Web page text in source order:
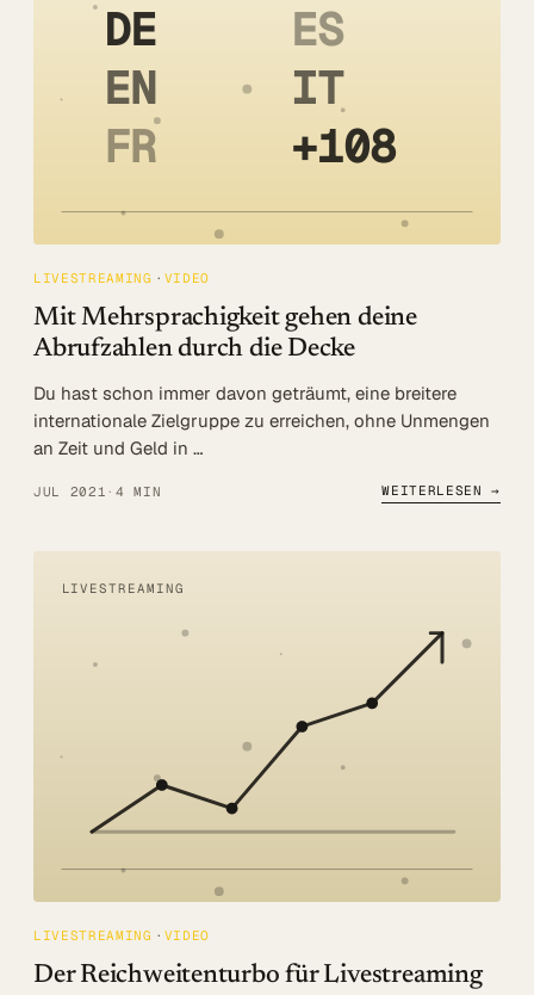
DE
EN
FR
ES
IT
+108
LIVESTREAMING VIDEO
Mit Mehrsprachigkeit gehen deine
Abrufzahlen durch die Decke
Du hast schon immer davon geträumt, eine breitere
internationale Zielgruppe zu erreichen, ohne Unmengen
an Zeit und Geld in …
JUL 2021 · 4 MIN WEITERLESEN →
LIVESTREAMING
LIVESTREAMING VIDEO
Der Reichweitenturbo für Livestreaming